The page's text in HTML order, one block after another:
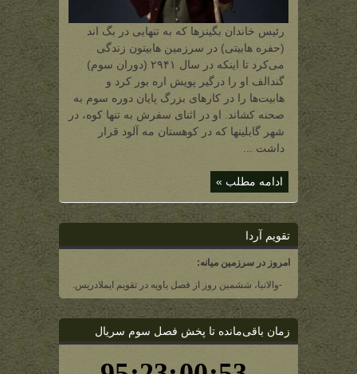
رئیس خاندان بگینزها که به تنهایی در بگ اند
(حفره هابیتی) در سرزمین هابیتون زندگی
می‌کرد تا اینکه در سال ۲۹۴۱ (دوران سوم)
گندالف او را درگیر پویش اره بور کرد و
هابیت‌ها را در کارهای بزرگ پایان دوره سوم به
صحنه کشاند. او در اثنای سفرش به تنها کوه، در
شهر گابلینها که در کوهستان مه آلود قرار
داشت ...
ادامه مطلب »
تقویم آردا
امروز در سرزمین میانه:
-والانیا، ششمین روز از فصل یاویه در تقویم ایملادریس.
زمان باقی‌مانده تا پخش فصل سوم سریال